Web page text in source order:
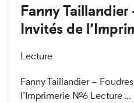
Fanny
Invités de
Lecture
Fanny Taillandier –
l’Imprimerie n°6 Lecture ...